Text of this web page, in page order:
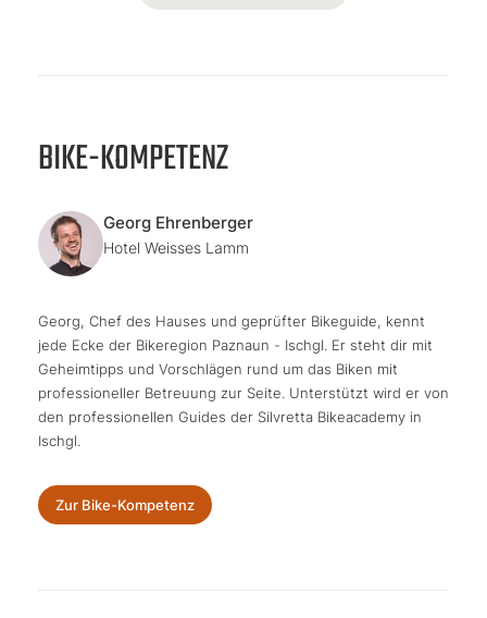
BIKE-KOMPETENZ
Georg Ehrenberger
Hotel Weisses Lamm
Georg, Chef des Hauses und geprüfter Bikeguide, kennt
jede Ecke der Bikeregion Paznaun - Ischgl. Er steht dir mit
Geheimtipps und Vorschlägen rund um das Biken mit
professioneller Betreuung zur Seite. Unterstützt wird er von
den professionellen Guides der Silvretta Bikeacademy in
Ischgl.
Zur Bike-Kompetenz